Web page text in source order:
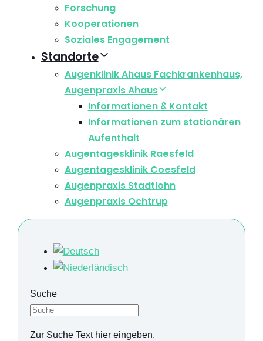
Forschung
Kooperationen
Soziales Engagement
Standorte
Augenklinik Ahaus Fachkrankenhaus,
Augenpraxis Ahaus
Informationen & Kontakt
Informationen zum stationären
Aufenthalt
Augentagesklinik Raesfeld
Augentagesklinik Coesfeld
Augenpraxis Stadtlohn
Augenpraxis Ochtrup
Suche
Zur Suche Text hier eingeben.